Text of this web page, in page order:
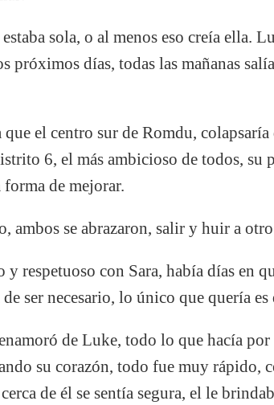
sola, o al menos eso creía ella.
próximos días, todas las mañanas
que el centro sur de Romdu,
6, el más ambicioso de todos, su
de mejorar.
ambos se abrazaron, salir y huir a
y respetuoso con Sara, había días en
ser necesario, lo único que quería es
de Luke, todo lo que hacía
su corazón, todo fue muy rápido,
de él se sentía segura, el le